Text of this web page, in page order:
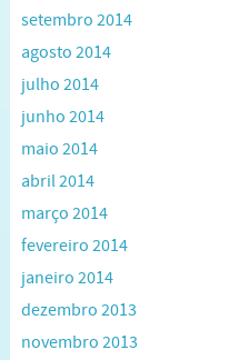
setembro 2014
agosto 2014
julho 2014
junho 2014
maio 2014
abril 2014
março 2014
fevereiro 2014
janeiro 2014
dezembro 2013
novembro 2013